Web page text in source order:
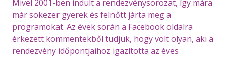
Mivel 2001-ben indult a rendezvénysorozat, így mára
már sokezer gyerek és felnőtt járta meg a
programokat. Az évek során a Facebook oldalra
érkezett kommentekből tudjuk, hogy volt olyan, aki a
rendezvény időpontjaihoz igazította az éves